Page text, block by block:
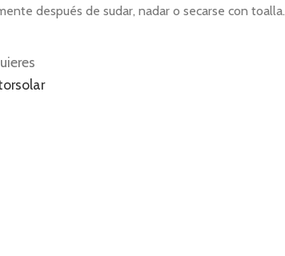
después de sudar, nadar o secarse con toalla.